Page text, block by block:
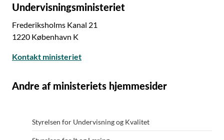
Undervisningsministeriet
Frederiksholms Kanal 21
1220 København K
Kontakt ministeriet
Andre af ministeriets hjemmesider
Styrelsen for Undervisning og Kvalitet